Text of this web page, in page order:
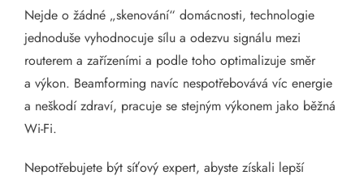
Nejde o žádné „skenování“ domácnosti, technologie
jednoduše vyhodnocuje sílu a odezvu signálu mezi
routerem a zařízeními a podle toho optimalizuje směr
a výkon. Beamforming navíc nespotřebovává víc energie
a neškodí zdraví, pracuje se stejným výkonem jako běžná
Wi-Fi.
Nepotřebujete být síťový expert, abyste získali lepší